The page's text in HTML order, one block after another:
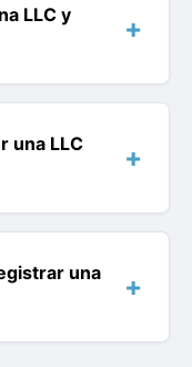
LLC y
una LLC
una